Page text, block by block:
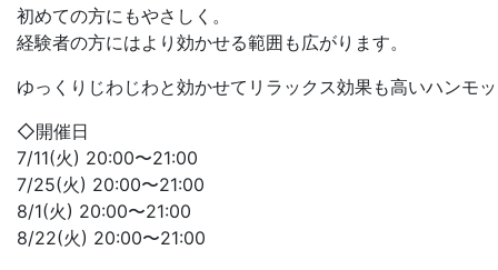
初めての方にもやさしく。
経験者の方にはより効かせる範囲も広がります。
ゆっくりじわじわと効かせてリラックス効果も高いハンモ
◇開催日
7/11(火) 20:00〜21:00
7/25(火) 20:00〜21:00
8/1(火) 20:00〜21:00
8/22(火) 20:00〜21:00